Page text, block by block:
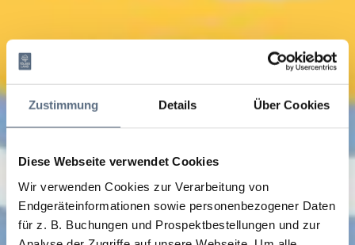
Zustimmung Details Über Cookies
Diese Webseite verwendet Cookies
Wir verwenden Cookies zur Verarbeitung von
Endgeräteinformationen sowie personenbezogener Daten
für z. B. Buchungen und Prospektbestellungen und zur